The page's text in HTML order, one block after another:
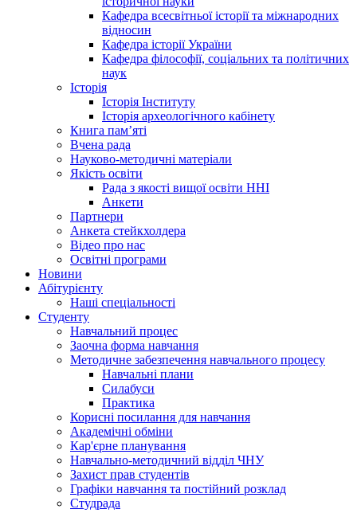
Кафедра всесвітньої історії та міжнародних
відносин
Кафедра історії України
Кафедра філософії, соціальних та політичних
наук
Історія
Історія Інституту
Історія археологічного кабінету
Книга памʼяті
Вчена рада
Науково-методичні матеріали
Якість освіти
Рада з якості вищої освіти ННІ
Анкети
Партнери
Анкета стейкхолдера
Відео про нас
Освітні програми
Hовини
Абітурієнту
Наші спеціальності
Студенту
Навчальний процес
Заочна форма навчання
Методичне забезпечення навчального процесу
Навчальні плани
Силабуси
Практика
Корисні посилання для навчання
Академічні обміни
Кар'єрне планування
Навчально-методичний відділ ЧНУ
Захист прав студентів
Графіки навчання та постійний розклад
Студрада